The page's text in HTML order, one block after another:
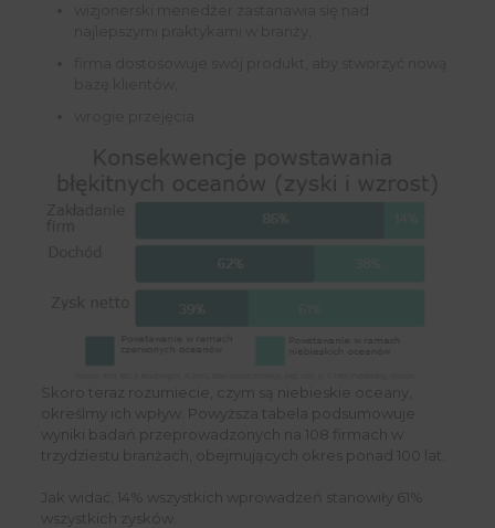
Skoro teraz rozumiecie, czym są niebieskie oceany,
określmy ich wpływ. Powyższa tabela podsumowuje
wyniki badań przeprowadzonych na 108 firmach w
trzydziestu branżach, obejmujących okres ponad 100 lat.
Jak widać, 14% wszystkich wprowadzeń stanowiły 61%
wszystkich zysków.